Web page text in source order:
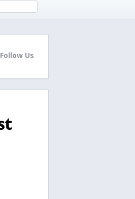
Follow Us